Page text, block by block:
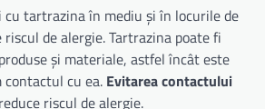
tartrazina în mediu și în locurile de
de alergie. Tartrazina poate fi
și materiale, astfel încât este
cu ea. Evitarea contactului
riscul de alergie.